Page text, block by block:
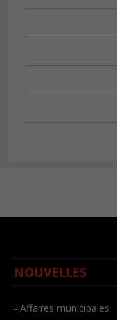
NOUVELLES
- Affaires municipales